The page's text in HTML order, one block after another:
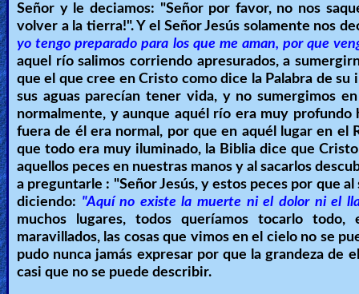
🎞
Vids
for
New
Believers
Heaven
Hell
Señor y le deciamos: "Señor por favor, no nos
volver a la tierra!". Y el Señor Jesús solamente nos
yo tengo preparado para los que me aman, por que
aquel río salimos corriendo apresurados, a
que el que cree en Cristo como dice la Palabra de
sus aguas parecían tener vida, y no sumergimos
normalmente, y aunque aquél río era muy
fuera de él era normal, por que en aquél lugar en el
que todo era muy iluminado, la Biblia dice que
aquellos peces en nuestras manos y al sacarlos
a preguntarle : "Señor Jesús, y estos peces por que
diciendo: "Aquí no existe la muerte ni el dolor ni el
muchos lugares, todos queríamos tocarlo
maravillados, las cosas que vimos en el cielo no se
pudo nunca jamás expresar por que la grandeza de
casi que no se puede describir.